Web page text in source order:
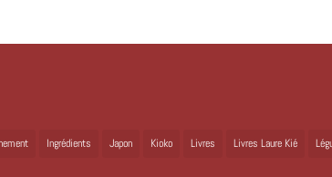
Ingrédients Japon Kioko Livres Livres Laure Kié